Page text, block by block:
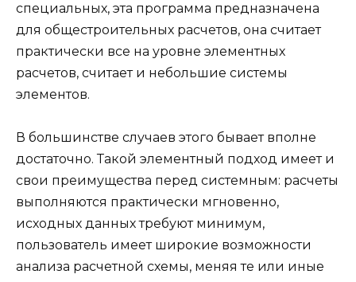
специальных, эта программа предназначена
для общестроительных расчетов, она считает
практически все на уровне элементных
расчетов, считает и небольшие системы
элементов.
В большинстве случаев этого бывает вполне
достаточно. Такой элементный подход имеет и
свои преимущества перед системным: расчеты
выполняются практически мгновенно,
исходных данных требуют минимум,
пользователь имеет широкие возможности
анализа расчетной схемы, меняя те или иные